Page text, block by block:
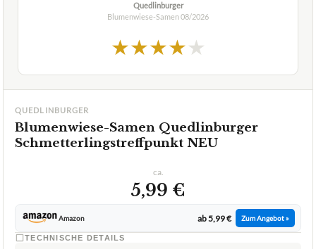
Quedlinburger
Blumenwiese-Samen08/2026
★★★★★
QUEDLINBURGER
Blumenwiese-Samen Quedlinburger
Schmetterlingstreffpunkt NEU
ca.
5,99 €
Amazon ab 5,99 € Zum Angebot »
TECHNISCHE DETAILS